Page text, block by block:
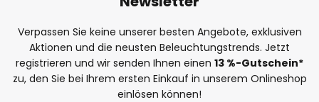
Verpassen Sie keine unserer besten Angebote, exklusiven
Aktionen und die neusten Beleuchtungstrends. Jetzt
registrieren und wir senden Ihnen einen 13 %-Gutschein*
zu, den Sie bei Ihrem ersten Einkauf in unserem Onlineshop
einlösen können!